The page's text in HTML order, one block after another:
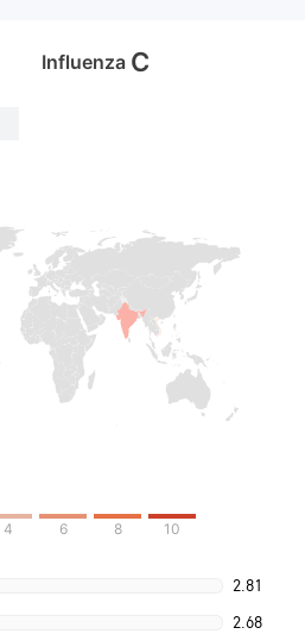
Influenza C
4 6 8 10
2.81
2.68